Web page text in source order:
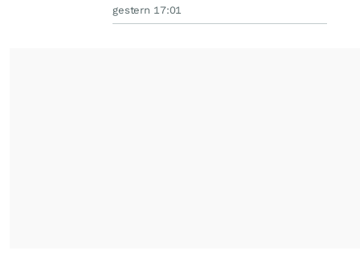
gestern 17:01